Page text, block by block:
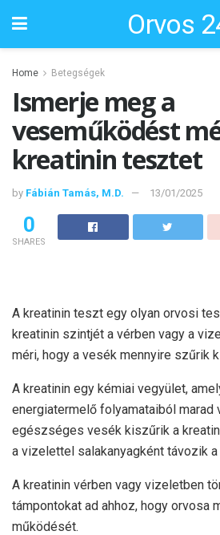
Orvos
Home Betegségek
Ismerje meg a
veseműködést
kreatinin tesztet
by Fábián Tamás, M.D. 13/01/2025
0
SHARES
A kreatinin teszt egy olyan orvosi
kreatinin szintjét a vérben vagy a
méri, hogy a vesék mennyire szűrik
A kreatinin egy kémiai vegyület,
energiatermelő folyamataiból marad
egészséges vesék kiszűrik a
a vizelettel salakanyagként távozik
A kreatinin vérben vagy vizeletben
támpontokat ad ahhoz, hogy orvosa
működését.